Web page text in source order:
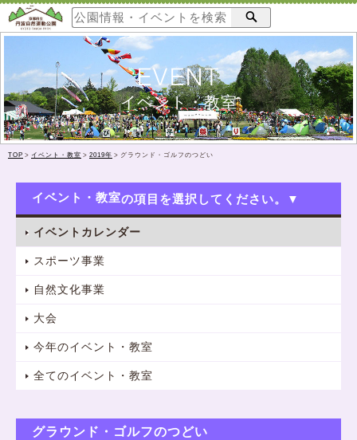
EVENT
イベント・教室
TOP > イベント・教室 > 2019年 > グラウンド・ゴルフのつどい
イベント・教室
イベントカレンダー
スポーツ事業
自然文化事業
大会
今年のイベント・教室
全てのイベント・教室
グラウンド・ゴルフのつどい